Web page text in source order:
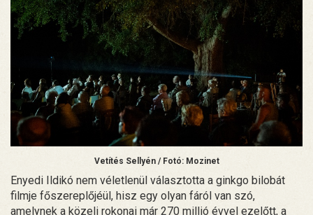
Vetítés Sellyén / Fotó: Mozinet
Enyedi Ildikó nem véletlenül választotta a ginkgo bilobát
filmje főszereplőjéül, hisz egy olyan fáról van szó,
amelynek a közeli rokonai már 270 millió évvel ezelőtt, a